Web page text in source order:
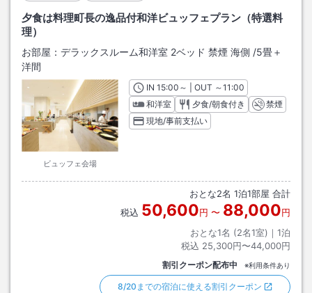
夕食は料理町長の逸品付和洋ビュッフェプラン（特選料
理）
お部屋： デラックスルーム和洋室 2ベッド 禁煙 海側 /5畳＋
洋間
ビュッフェ会場
INチェックイン
15:00 ～ | OUT チェックアウト
～11:00
和洋室
夕食/朝食付き
禁煙
現地/事前支払い
おとな2名 1泊1部屋 合計
税込 50,600円 〜 88,000円
おとな1名 (2名1室)｜ 1泊
税込 25,300円〜44,000円
割引クーポン配布中 ※利用条件あり
8/20までの宿泊に使える割引クーポン